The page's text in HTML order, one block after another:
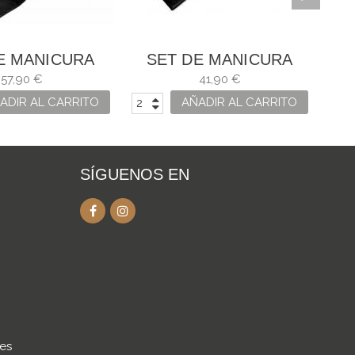
MANICURA
ARBOLITO
57,90 €
AL CARRITO
SET DE MANICURA
BÖKER ARBOLITO
41,90 €
AÑADIR AL CARRITO
SÍGUENOS EN